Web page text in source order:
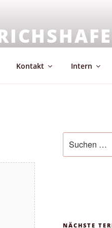
Kontakt Intern
nach:
NÄCHSTE